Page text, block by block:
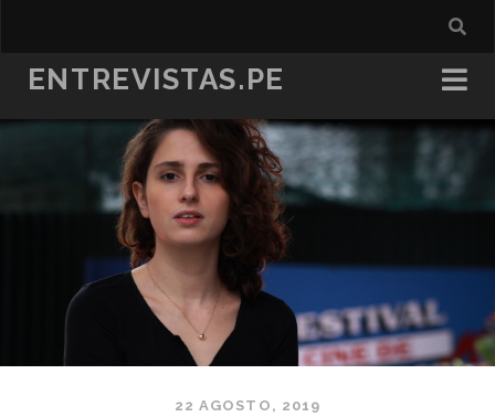
ENTREVISTAS.PE
22 AGOSTO, 2019